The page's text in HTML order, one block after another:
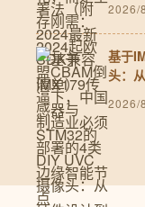
2026/
基于
头：
2026/